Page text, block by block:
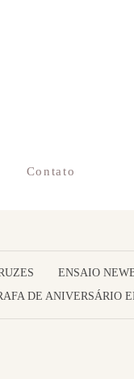
Contato
ENSAIO
DE ANIVERSÁRIO